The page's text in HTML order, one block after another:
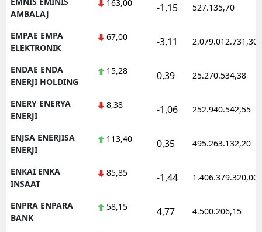
AMBALAJ
163,00 -1,15 527.135,70
EMPAE EMPA
ELEKTRONIK
67,00 -3,11 2.079.012.731,30
ENDAE ENDA
ENERJI HOLDING
15,28 0,39 25.270.534,38
ENERY ENERYA
ENERJI
8,38 -1,06 252.940.542,55
ENJSA ENERJISA
ENERJI
113,40 0,35 495.263.132,20
ENKAI ENKA
INSAAT
85,85 -1,44 1.406.379.320,00
ENPRA ENPARA
BANK
58,15 4,77 4.500.206,15